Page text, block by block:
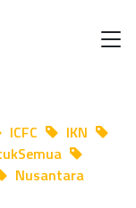
ICFC
IKN
Nusantara